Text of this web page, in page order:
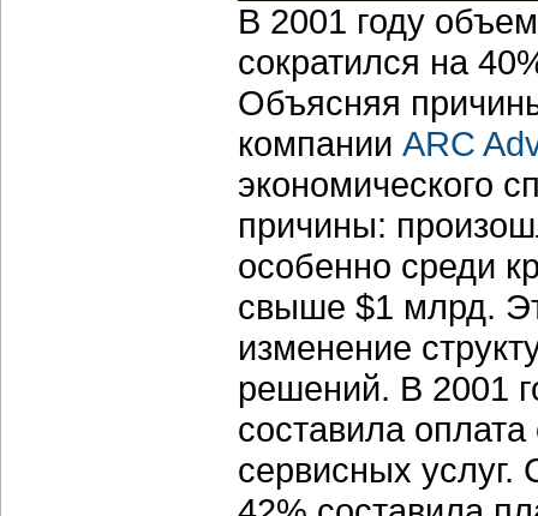
В 2001 году
сократился на
Объясняя
компании ARC
экономического
причины:
особенно среди
свыше $1 млрд.
изменение
решений. В 2001
составила
сервисных услуг.